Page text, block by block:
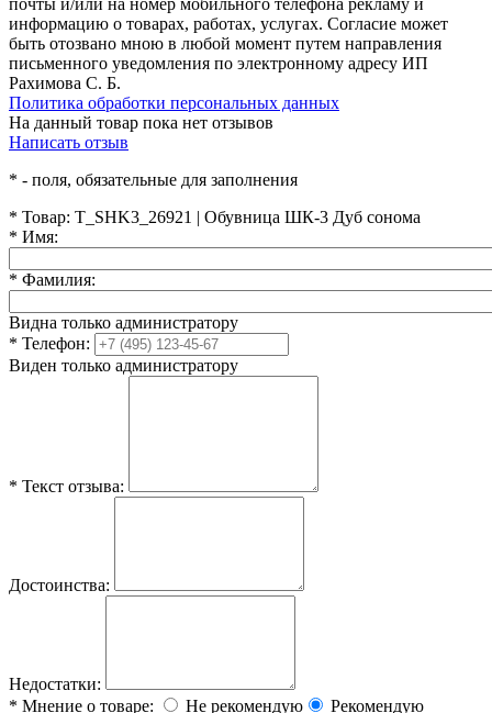
информацию о товарах, работах, услугах. Согласие может
быть отозвано мною в любой момент путем направления
письменного уведомления по электронному адресу ИП
Рахимова С. Б.
Политика обработки персональных данных
На данный товар пока нет отзывов
Написать отзыв
* - поля, обязательные для заполнения
* Товар: T_SHK3_26921 | Обувница ШК-3 Дуб сонома
* Имя:
* Фамилия:
Видна только администратору
* Телефон:
Виден только администратору
* Текст отзыва:
Достоинства:
Недостатки:
* Мнение о товаре: Не рекомендую
Рекомендую